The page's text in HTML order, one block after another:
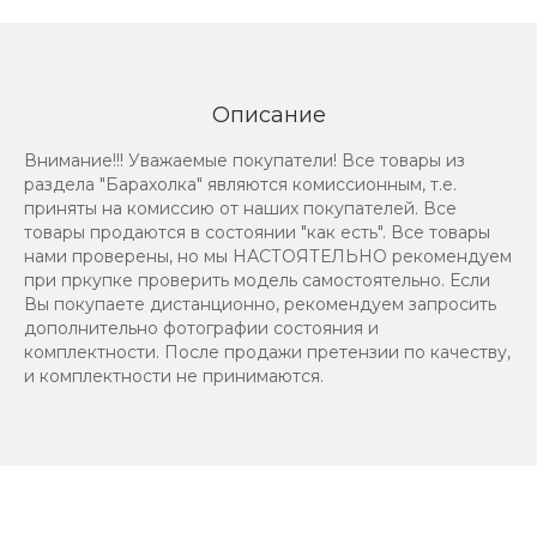
Описание
Внимание!!! Уважаемые покупатели! Все товары из
раздела "Барахолка" являются комиссионным, т.е.
приняты на комиссию от наших покупателей. Все
товары продаются в состоянии "как есть". Все товары
нами проверены, но мы НАСТОЯТЕЛЬНО рекомендуем
при пркупке проверить модель самостоятельно. Если
Вы покупаете дистанционно, рекомендуем запросить
дополнительно фотографии состояния и
комплектности. После продажи претензии по качеству,
и комплектности не принимаются.